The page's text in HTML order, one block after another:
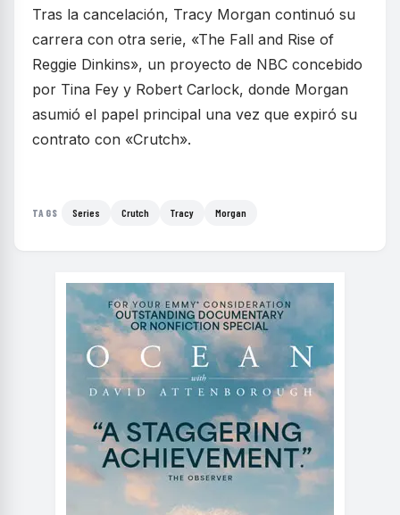
Tras la cancelación, Tracy Morgan continuó su
carrera con otra serie, «The Fall and Rise of
Reggie Dinkins», un proyecto de NBC concebido
por Tina Fey y Robert Carlock, donde Morgan
asumió el papel principal una vez que expiró su
contrato con «Crutch».
TAGS Series Crutch Tracy Morgan